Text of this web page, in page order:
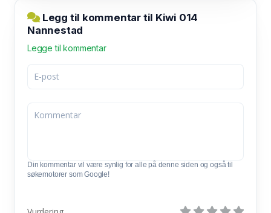
Legg til kommentar til Kiwi 014
Nannestad
Legge til kommentar
Din kommentar vil være synlig for alle på denne siden og også til
søkemotorer som Google!